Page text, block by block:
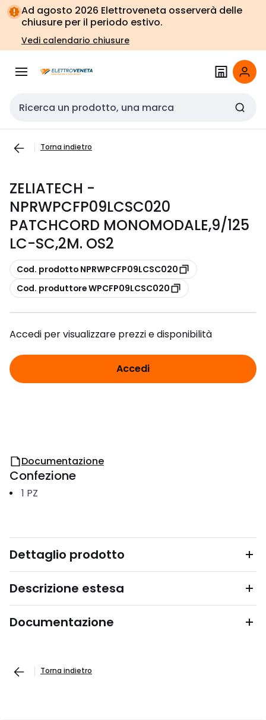
Vai alla
navigazione
Vai
alla
pagina
Ad agosto 2026 Elettroveneta osserverà delle
chiusure per il periodo estivo.
Vedi calendario chiusure
Cerca input
Torna indietro
ZELIATECH -
NPRWPCFP09LCSC020
PATCHCORD MONOMODALE,9/125
LC-SC,2M. OS2
copia
Cod. prodotto NPRWPCFP09LCSC020
copia
Cod. produttore WPCFP09LCSC020
Accedi per visualizzare prezzi e disponibilità
Accedi
Documentazione
Confezione
1 PZ
Dettaglio prodotto
Descrizione estesa
Documentazione
Torna indietro